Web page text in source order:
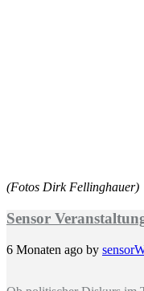
(Fotos Dirk Fellinghauer)
Sensor
6 Monaten ago by